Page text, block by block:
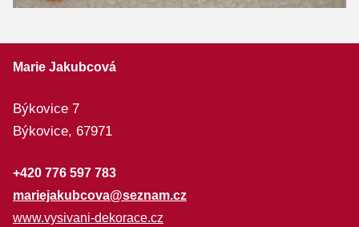
Marie Jakubcová
Býkovice 7
Býkovice, 67971
+420 776 597 783
mariejakubcova@seznam.cz
www.vysivani-dekorace.cz